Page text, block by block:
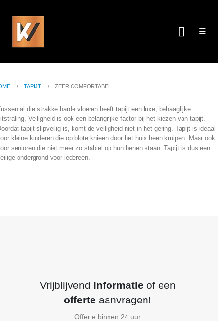
TAPIJT
TAPIJT ZEER COMFORTABEL
al die strakke harde vloeren heeft tapijt een luxe, behaaglijke
Veiligheid is ook een belangrijke factor bij het kiezen van tapijt.
tapijt slipveilig is, komt de veiligheid niet in het gering. Tapijt is ideaal
kleine kinderen die op blote knieën door het huis heen kruipen. Maar ook
senioren die niet meer zo stabiel op hun benen staan. Tapijt is dus een
ondergrond voor iedereen.
Vrijblijvend informatie of een
offerte aanvragen!
Offerte binnen 24 uur